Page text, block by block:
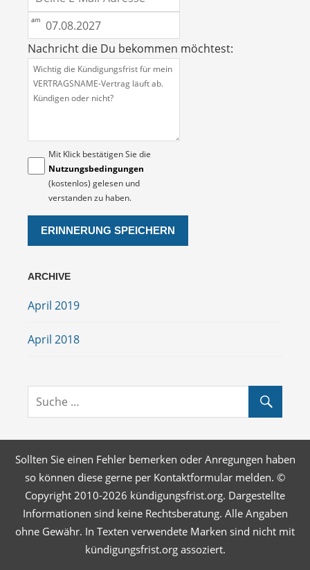
Nachricht die Du bekommen möchtest:
Mit Klick bestätigen Sie die
Nutzungsbedingungen
(kostenlos) gelesen und
verstanden zu haben.
ARCHIVE
April 2019
April 2018
Sollten Sie einen Fehler bemerken oder Anregungen haben
so können diese gerne per Kontaktformular melden. ©
Copyright 2010-2026 kündigungsfrist.org. Dargestellte
Informationen sind keine Rechtsberatung. Alle Angaben
ohne Gewähr. In Texten verwendete Marken sind nicht mit
kündigungsfrist.org assoziert.